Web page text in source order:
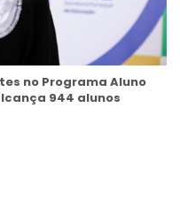
no Programa Aluno
944 alunos